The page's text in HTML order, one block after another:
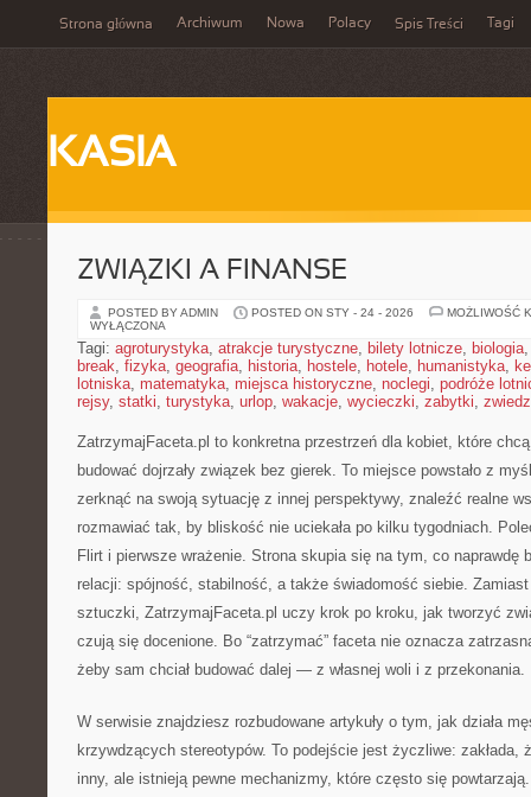
Strona główna Archiwum Nowa Polacy Spis Treści Tagi
KASIA
ZWIĄZKI A FINANSE
POSTED BY ADMIN POSTED ON STY - 24 - 2026
MOŻLIWOŚĆ
WYŁĄCZONA
Tagi: agroturystyka, atrakcje turystyczne, bilety lotnicze, biologia
break, fizyka, geografia, historia, hostele, hotele, humanistyka,
lotniska, matematyka, miejsca historyczne, noclegi, podróże
rejsy, statki, turystyka, urlop, wakacje, wycieczki, zabytki,
ZatrzymajFaceta.pl to konkretna przestrzeń dla kobiet, które
budować dojrzały związek bez gierek. To miejsce powstało z
zerknąć na swoją sytuację z innej perspektywy, znaleźć realne
rozmawiać tak, by bliskość nie uciekała po kilku tygodniach.
Flirt i pierwsze wrażenie. Strona skupia się na tym, co naprawdę
relacji: spójność, stabilność, a także świadomość siebie.
sztuczki, ZatrzymajFaceta.pl uczy krok po kroku, jak tworzyć
czują się docenione. Bo “zatrzymać” faceta nie oznacza
żeby sam chciał budować dalej — z własnej woli i z przekonania.
W serwisie znajdziesz rozbudowane artykuły o tym, jak działa
krzywdzących stereotypów. To podejście jest życzliwe: zakłada,
inny, ale istnieją pewne mechanizmy, które często się